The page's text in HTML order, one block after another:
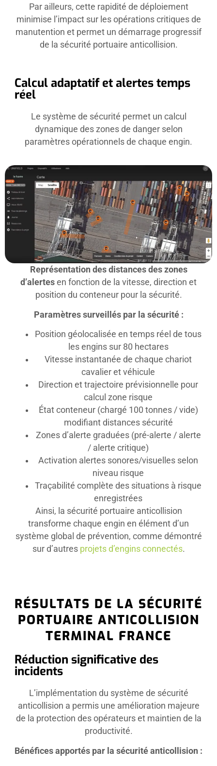
Par ailleurs, cette rapidité de déploiement
minimise l’impact sur les opérations critiques de
manutention et permet un démarrage progressif
de la sécurité portuaire anticollision.
Calcul adaptatif et alertes temps
réel
Le système de sécurité permet un calcul
dynamique des zones de danger selon
paramètres opérationnels de chaque engin.
Représentation des distances des zones
d’alertes en fonction de la vitesse, direction et
position du conteneur pour la sécurité.
Paramètres surveillés par la sécurité :
Position géolocalisée en temps réel de tous
les engins sur 80 hectares
Vitesse instantanée de chaque chariot
cavalier et véhicule
Direction et trajectoire prévisionnelle pour
calcul zone risque
État conteneur (chargé 100 tonnes / vide)
modifiant distances sécurité
Zones d’alerte graduées (pré-alerte / alerte
/ alerte critique)
Activation alertes sonores/visuelles selon
niveau risque
Traçabilité complète des situations à risque
enregistrées
Ainsi, la sécurité portuaire anticollision
transforme chaque engin en élément d’un
système global de prévention, comme démontré
sur d’autres projets d’engins connectés.
RÉSULTATS DE LA SÉCURITÉ
PORTUAIRE ANTICOLLISION
TERMINAL FRANCE
Réduction significative des
incidents
L’implémentation du système de sécurité
anticollision a permis une amélioration majeure
de la protection des opérateurs et maintien de la
productivité.
Bénéfices apportés par la sécurité anticollision :